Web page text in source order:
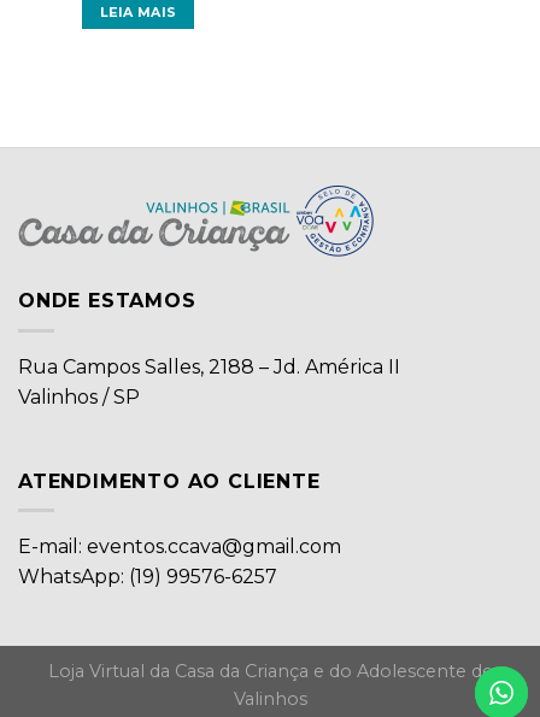
LEIA MAIS
ONDE ESTAMOS
Rua Campos Salles, 2188 – Jd. América II
Valinhos / SP
ATENDIMENTO AO CLIENTE
E-mail: eventos.ccava@gmail.com
WhatsApp: (19) 99576-6257
Loja Virtual da Casa da Criança e do Adolescente de
Valinhos